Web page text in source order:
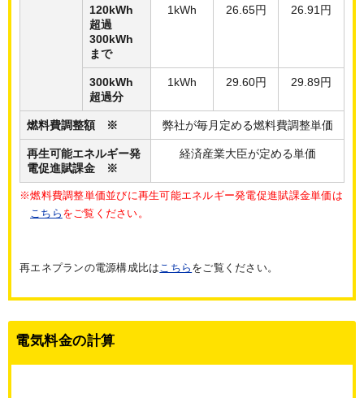
120kWh
超過
300kWh
まで
1kWh 26.65円 26.91円
300kWh
超過分
1kWh 29.60円 29.89円
燃料費調整額 ※ 弊社が毎月定める燃料費調整単価
再生可能エネルギー発
電促進賦課金 ※
経済産業大臣が定める単価
※燃料費調整単価並びに再生可能エネルギー発電促進賦課金単価は
こちら をご覧ください。
再エネプランの電源構成比はこちら をご覧ください。
電気料金の計算